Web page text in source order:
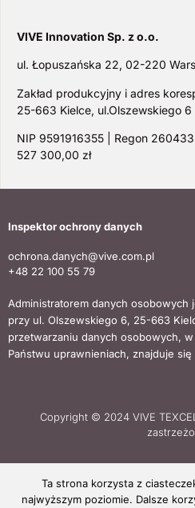
VIVE Innovation Sp. z o.o.
ul. Łopuszańska 22, 02-220
Zakład produkcyjny i adres
25-663 Kielce, ul.Olszewskiego 6
NIP 9591916355 | Regon
527 300,00 zł
Inspektor ochrony danych
ochrona.danych@vive.com.pl
+48 22 100 55 79
Administratorem danych osobowych
przy ul. Olszewskiego 6, 25-663
przetwarzaniu danych osobowych, w
Państwu uprawnieniach, znajduje
Copyright © 2024 VIVE
Ta strona korzysta z
najwyższym poziomie. Dalsze